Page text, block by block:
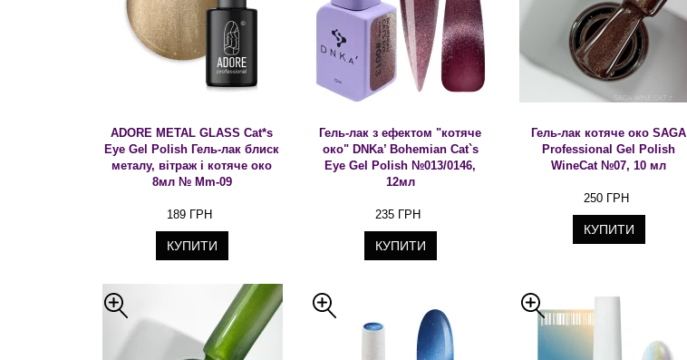
ADORE METAL GLASS Cat*s
Eye Gel Polish Гель-лак блиск
металу, вітраж і котяче око
8мл № Mm-09
189 ГРН
КУПИТИ
Гель-лак з ефектом "котяче
око" DNKa’ Bohemian Cat`s
Eye Gel Polish №013/0146,
12мл
235 ГРН
КУПИТИ
Гель-лак котяче око SAGA
Professional Gel Polish
WineCat №07, 10 мл
250 ГРН
КУПИТИ